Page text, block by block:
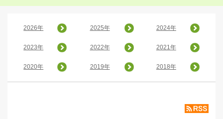
2026年 2025年 2024年
2023年 2022年 2021年
2020年 2019年 2018年